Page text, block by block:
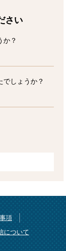
さい
か？
でしょうか？
項
について